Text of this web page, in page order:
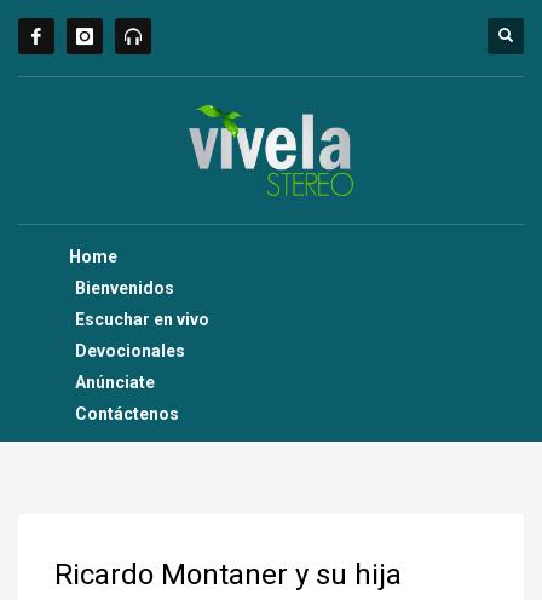
Home
Bienvenidos
Escuchar en vivo
Devocionales
Anúnciate
Contáctenos
Ricardo Montaner y su hija